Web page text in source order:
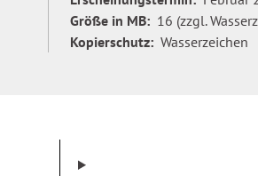
Größe in MB: 16 (zzgl.
Kopierschutz: Wasserzeichen